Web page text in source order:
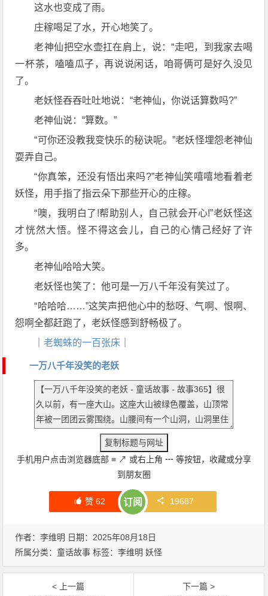
这水也变成了雨。
庄稼喝足了水，开心地笑了。
老神仙把空水壶扛在肩上，说：“走吧，到我家去喝
一杯茶，嗑嗑瓜子，再说说闲话，咱哥俩可是好久没见
了。
老妖怪吞吞吐吐地说：“老神仙，你说话算数吗?”
老神仙说：“算数。”
“可你还没教我变快乐的秘诀呢。”老妖怪埋怨老神仙
耍弄自己。
“你真笨，还没有悟出来吗?”老神仙笑嘻嘻地看着老
妖怪，用手指了指云朵下那些开心的庄稼。
“噢，我明白了!帮助别人，自己就会开心!”老妖怪这
才恍然大悟。怪不得这会儿，自己的心情己经好了许
多。
老神仙哈哈大笑。
老妖怪也笑了：他可是一万八千年没有笑过了。
“哈哈哈……”这笑声把他心中的愁呀、气啊、恨啊、
怨啊全都赶跑了，老妖怪感到舒畅极了。
｜老蜘蛛的一百张床
一万八千年没笑的老妖
手机用户点击浏览器底部 ≡ ↗ 或右上角 ┅ 等按钮，收藏或分享
到朋友圈
赞62 订阅 19687
作者：李维明 日期：2025年08月18日
所属分类：童话故事 标签：李维明 妖怪
< 上一篇
下一篇 >